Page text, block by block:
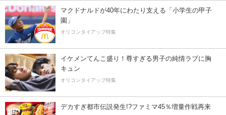
マクドナルドが40年にわたり支える「小学生の甲子
園」
オリコンタイアップ特集
イケメンてんこ盛り！尊すぎる男子の純情ラブに胸
キュン
オリコンタイアップ特集
デカすぎ都市伝説発生!?ファミマ45％増量作戦再来